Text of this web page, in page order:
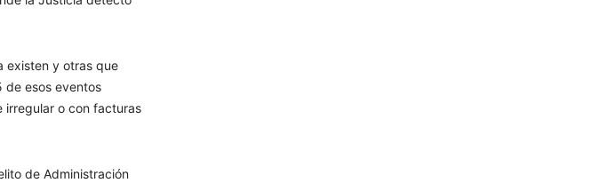
existen y otras que
de esos eventos
irregular o con facturas
de Administración